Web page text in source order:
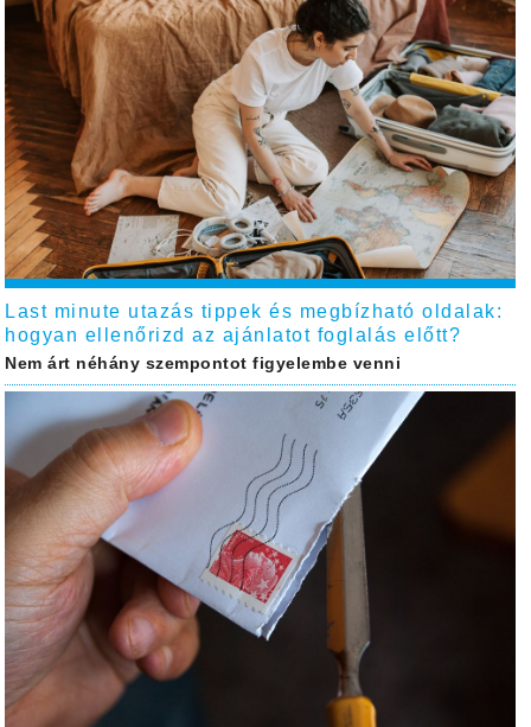
Last minute utazás tippek és megbízható oldalak:
hogyan ellenőrizd az ajánlatot foglalás előtt?
Nem árt néhány szempontot figyelembe venni